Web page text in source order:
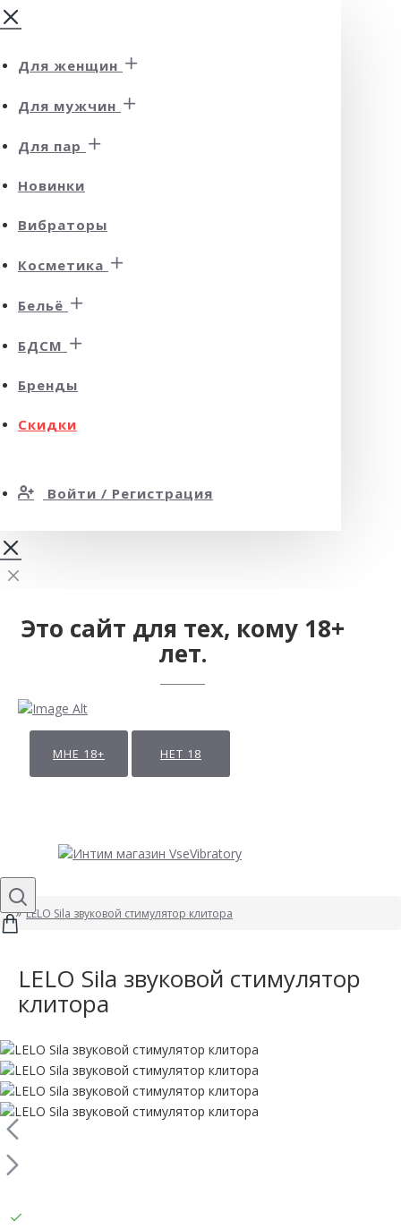
Для женщин
Для мужчин
Для пар
Новинки
Вибраторы
Косметика
Бельё
БДСМ
Бренды
Скидки
Войти / Регистрация
Это сайт для тех, кому 18+
лет.
МНЕ 18+ НЕТ 18
LELO Sila звуковой стимулятор клитора
LELO Sila звуковой стимулятор
клитора